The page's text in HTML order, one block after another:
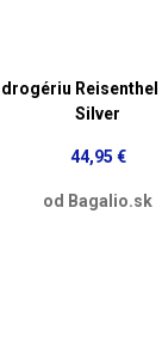
Silver
44,95 €
od Bagalio.sk